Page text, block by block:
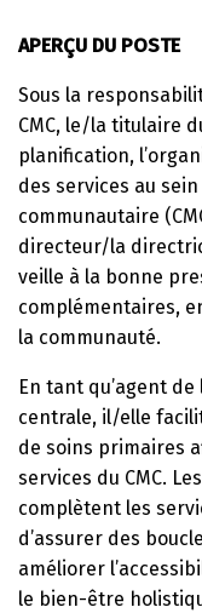
APERÇU DU POSTE
Sous la
CMC, le/la titulaire
planification,
des services au
communautaire
directeur/la
veille à la bonne
complémentaires,
la communauté.
En tant qu’agent
centrale, il/elle
de soins primaires
services du CMC.
complètent les
d’assurer des
améliorer
le bien-être